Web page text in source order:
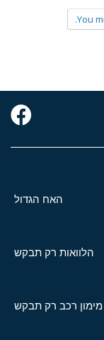
You
האח הגדול
הלוואות רק תבקש
מימון רכב רק תבקש